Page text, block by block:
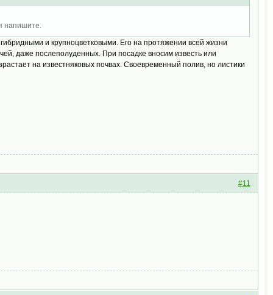
напишите.
и крупноцветковыми. Его на протяжении всей жизни
даже послеполуденных. При посадке вносим известь или
на известняковых почвах. Своевременный полив, но листики
#11